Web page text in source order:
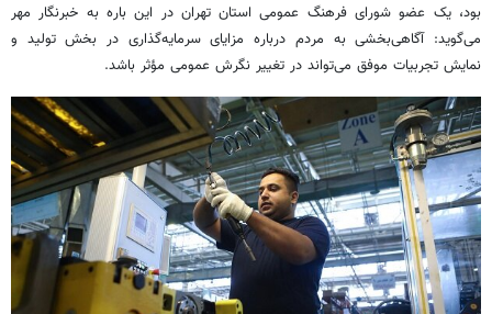
بود، یک عضو شورای فرهنگ عمومی استان تهران در این باره به خبرنگار مهر
می‌گوید: آگاهی‌بخشی به مردم درباره مزایای سرمایه‌گذاری در بخش تولید و
نمایش تجربیات موفق می‌تواند در تغییر نگرش عمومی مؤثر باشد.